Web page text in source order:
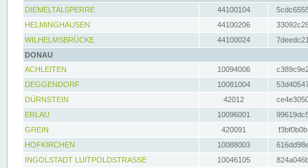
DIEMELTALSPERRE
44100104
HELMINGHAUSEN
44100206
WILHELMSBRÜCKE
44100024
DONAU
ACHLEITEN
10094006
DEGGENDORF
10081004
DÜRNSTEIN
42012
ERLAU
10096001
GREIN
420091
HOFKIRCHEN
10088003
INGOLSTADT LUITPOLDSTRASSE
10046105